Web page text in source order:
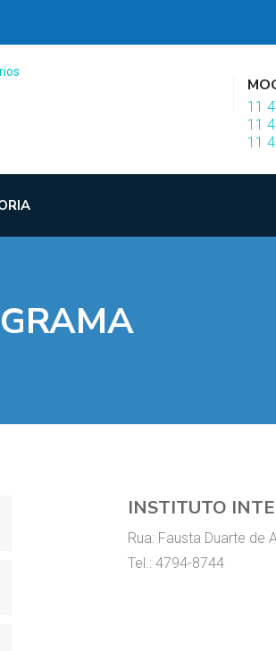
11
11
11
INSTITUTO
Rua: Fausta Duarte de
Tel.: 4794-8744